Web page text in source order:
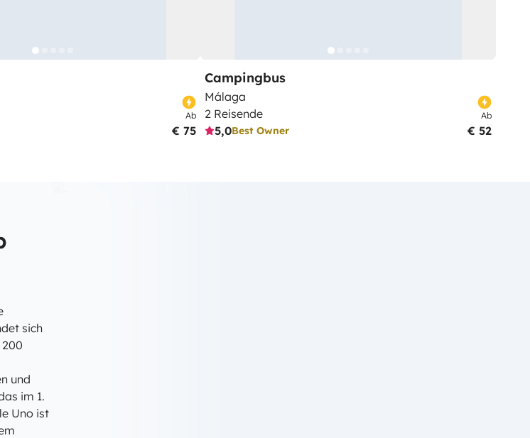
Ab
€ 75
Campingbus
Málaga
2 Reisende
5,0Best Owner
Ab
€ 52
sich
und
im 1.
Uno ist